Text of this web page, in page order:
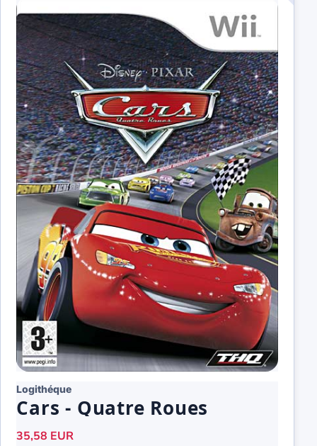
Logithéque
Cars - Quatre Roues
35,58 EUR